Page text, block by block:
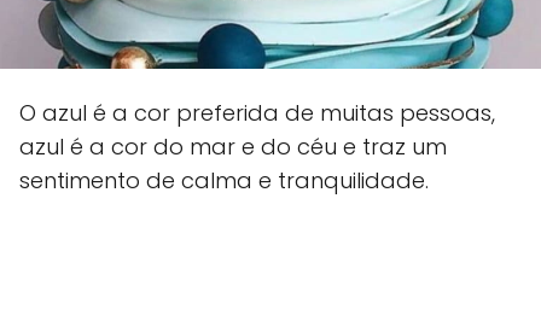
O azul é a cor preferida de muitas pessoas,
azul é a cor do mar e do céu e traz um
sentimento de calma e tranquilidade.